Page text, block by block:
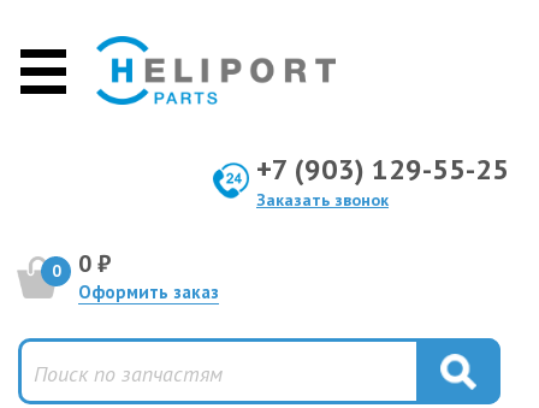
+7 (903) 129-55-25
Заказать звонок
0 0 ₽
Оформить заказ